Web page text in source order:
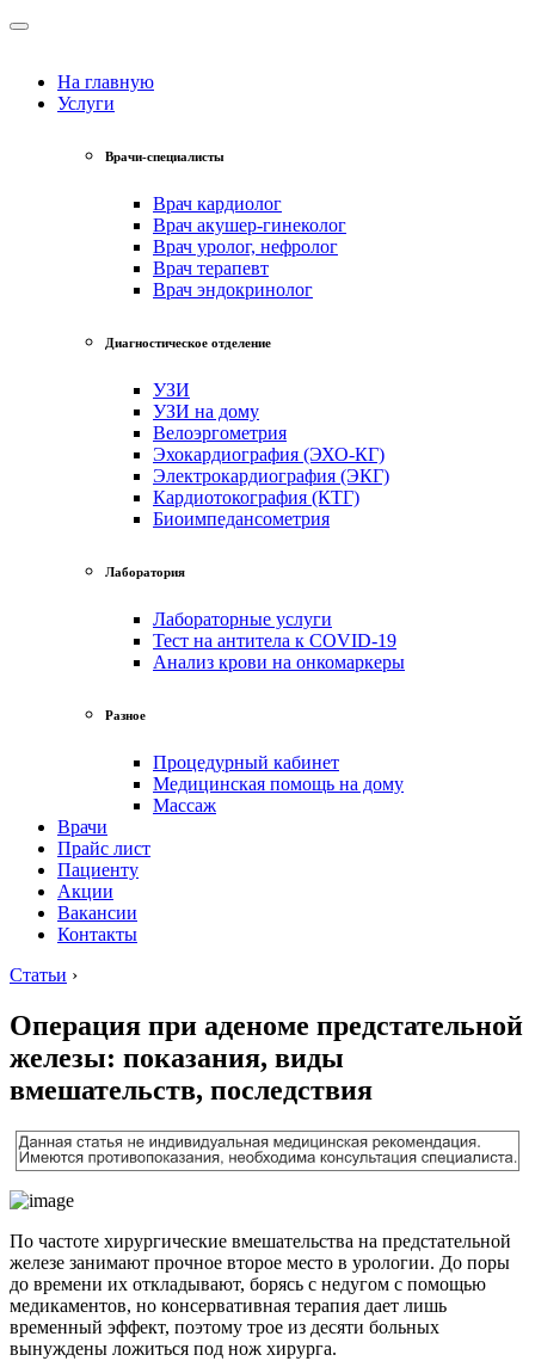
На главную
Услуги
Врачи-специалисты
Врач кардиолог
Врач акушер-гинеколог
Врач уролог, нефролог
Врач терапевт
Врач эндокринолог
Диагностическое отделение
УЗИ
УЗИ на дому
Велоэргометрия
Эхокардиография (ЭХО-КГ)
Электрокардиография (ЭКГ)
Кардиотокография (КТГ)
Биоимпедансометрия
Лаборатория
Лабораторные услуги
Тест на антитела к COVID-19
Анализ крови на онкомаркеры
Разное
Процедурный кабинет
Медицинская помощь на дому
Массаж
Врачи
Прайс лист
Пациенту
Акции
Вакансии
Контакты
Статьи ›
Операция при аденоме предстательной
железы: показания, виды
вмешательств, последствия
По частоте хирургические вмешательства на предстательной
железе занимают прочное второе место в урологии. До поры
до времени их откладывают, борясь с недугом с помощью
медикаментов, но консервативная терапия дает лишь
временный эффект, поэтому трое из десяти больных
вынуждены ложиться под нож хирурга.